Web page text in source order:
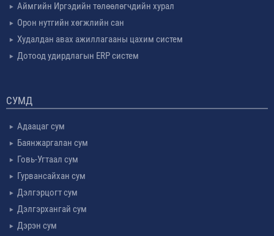
Аймгийн Иргэдийн төлөөлөгчдийн хурал
Орон нутгийн хөгжлийн сан
Худалдан авах ажиллагааны цахим систем
Дотоод удирдлагын ERP систем
СУМД
Адаацаг сум
Баянжаргалан сум
Говь-Угтаал сум
Гурвансайхан сум
Дэлгэрцогт сум
Дэлгэрхангай сум
Дэрэн сум